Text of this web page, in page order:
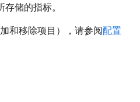
储的指标。
和移除项目），请参阅配置